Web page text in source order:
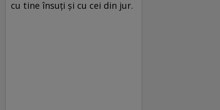
cu tine însuţi şi cu cei din jur.